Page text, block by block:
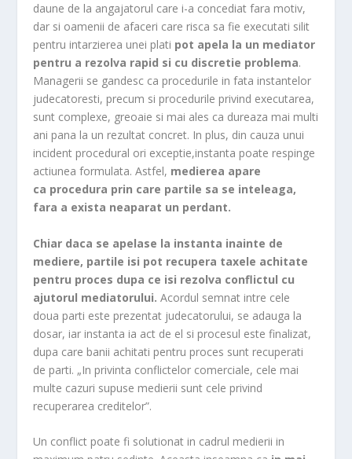
daune de la angajatorul care i-a concediat fara motiv,
dar si oamenii de afaceri care risca sa fie executati silit
pentru intarzierea unei plati pot apela la un mediator
pentru a rezolva rapid si cu discretie problema.
Managerii se gandesc ca procedurile in fata instantelor
judecatoresti, precum si procedurile privind executarea,
sunt complexe, greoaie si mai ales ca dureaza mai multi
ani pana la un rezultat concret. In plus, din cauza unui
incident procedural ori exceptie,instanta poate respinge
actiunea formulata. Astfel, medierea apare
ca procedura prin care partile sa se inteleaga,
fara a exista neaparat un perdant.
Chiar daca se apelase la instanta inainte de
mediere, partile isi pot recupera taxele achitate
pentru proces dupa ce isi rezolva conflictul cu
ajutorul mediatorului. Acordul semnat intre cele
doua parti este prezentat judecatorului, se adauga la
dosar, iar instanta ia act de el si procesul este finalizat,
dupa care banii achitati pentru proces sunt recuperati
de parti. „In privinta conflictelor comerciale, cele mai
multe cazuri supuse medierii sunt cele privind
recuperarea creditelor”.
Un conflict poate fi solutionat in cadrul medierii in